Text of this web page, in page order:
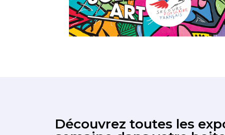
Découvrez toutes les